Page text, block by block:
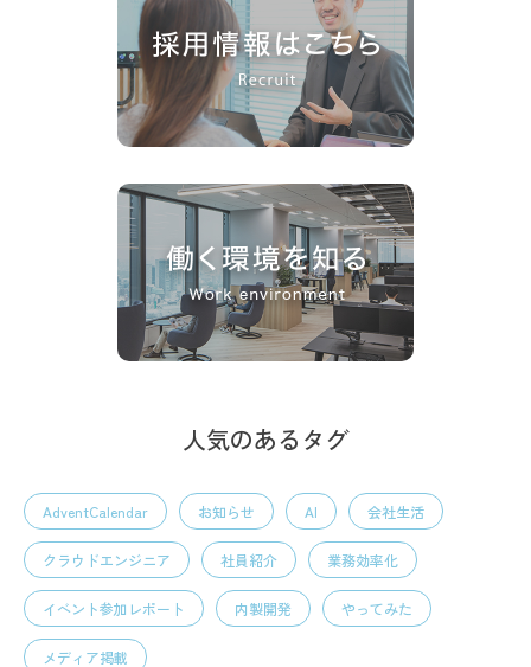
人気のあるタグ
AdventCalendar お知らせ AI 会社生活
クラウドエンジニア 社員紹介 業務効率化
イベント参加レポート 内製開発 やってみた
メディア掲載